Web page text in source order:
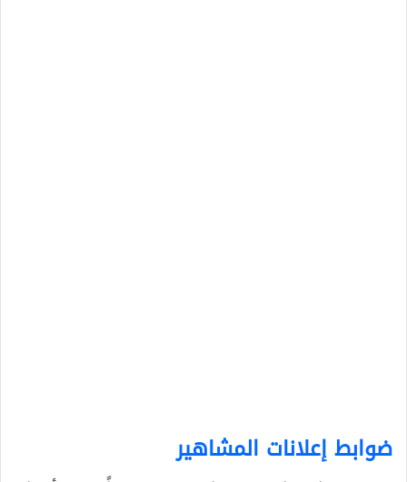
ضوابط إعلانات المشاهير